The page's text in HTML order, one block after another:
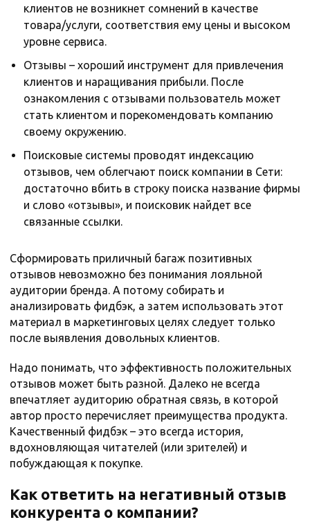
клиентов не возникнет сомнений в качестве
товара/услуги, соответствия ему цены и высоком
уровне сервиса.
Отзывы – хороший инструмент для привлечения
клиентов и наращивания прибыли. После
ознакомления с отзывами пользователь может
стать клиентом и порекомендовать компанию
своему окружению.
Поисковые системы проводят индексацию
отзывов, чем облегчают поиск компании в Сети:
достаточно вбить в строку поиска название фирмы
и слово «отзывы», и поисковик найдет все
связанные ссылки.
Сформировать приличный багаж позитивных
отзывов невозможно без понимания лояльной
аудитории бренда. А потому собирать и
анализировать фидбэк, а затем использовать этот
материал в маркетинговых целях следует только
после выявления довольных клиентов.
Надо понимать, что эффективность положительных
отзывов может быть разной. Далеко не всегда
впечатляет аудиторию обратная связь, в которой
автор просто перечисляет преимущества продукта.
Качественный фидбэк – это всегда история,
вдохновляющая читателей (или зрителей) и
побуждающая к покупке.
Как ответить на негативный отзыв
конкурента о компании?